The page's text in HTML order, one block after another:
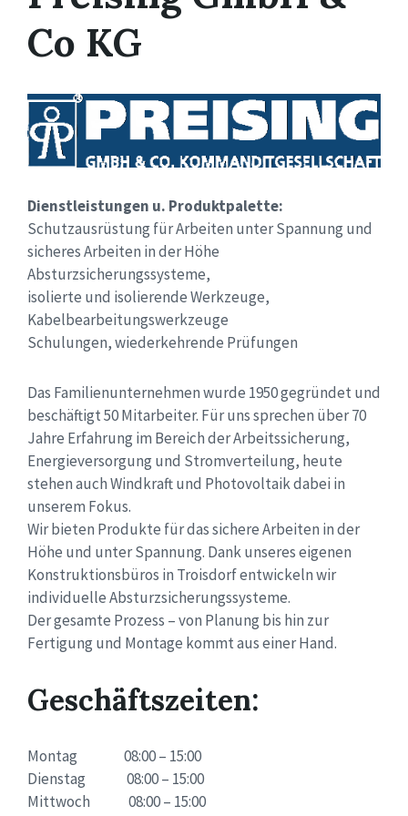
Co KG
Dienstleistungen u. Produktpalette:
Schutzausrüstung für Arbeiten unter Spannung und
sicheres Arbeiten in der Höhe
Absturzsicherungssysteme,
isolierte und isolierende Werkzeuge,
Kabelbearbeitungswerkzeuge
Schulungen, wiederkehrende Prüfungen
Das Familienunternehmen wurde 1950 gegründet und
beschäftigt 50 Mitarbeiter. Für uns sprechen über 70
Jahre Erfahrung im Bereich der Arbeitssicherung,
Energieversorgung und Stromverteilung, heute
stehen auch Windkraft und Photovoltaik dabei in
unserem Fokus.
Wir bieten Produkte für das sichere Arbeiten in der
Höhe und unter Spannung. Dank unseres eigenen
Konstruktionsbüros in Troisdorf entwickeln wir
individuelle Absturzsicherungssysteme.
Der gesamte Prozess – von Planung bis hin zur
Fertigung und Montage kommt aus einer Hand.
Geschäftszeiten:
Montag 08:00 – 15:00
Dienstag 08:00 – 15:00
Mittwoch 08:00 – 15:00